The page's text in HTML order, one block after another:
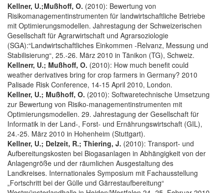
Kellner, U.;Mußhoff, O. (2010): Bewertung von
Risikomanagementinstrumenten für landwirtschaftliche Betriebe
mit Optimierungsmodellen. Jahrestagung der Schweizerischen
Gesellschaft für Agrarwirtschaft und Agrarsoziologie
(SGA):“Landwirtschaftliches Einkommen -Relvanz, Messung und
Stabilisierung“, 25.-26. März 2010 in Tänikon (TG), Schweiz.
Kellnerr, U.; Mußhoff, O. (2010): How much benefit could
weather derivatives bring for crop farmers in Germany? 2010
Palisade Risk Conference, 14-15 April 2010, London.
Kellner, U.; Mußhoff, O. (2010): Softwaretechnische Umsetzung
zur Bewertung von Risiko-managementinstrumenten mit
Optimierungsmodellen. 29. Jahrestagung der Gesellschaft für
Informatik in der Land-, Forst- und Ernährungswirtschaft (GIL),
24.-25. März 2010 in Hohenheim (Stuttgart).
Kellner, U.; Delzeit, R.; Thiering, J. (2010): Transport- und
Aufbereitungskosten bei Biogasanlagen in Abhängigkeit von der
Anlagengröße und der räumlichen Ausgestaltung des
Landkreises. Internationales Symposium mit Fachausstellung
„Fortschritt bei der Gülle und Gärrestaufbereitung“